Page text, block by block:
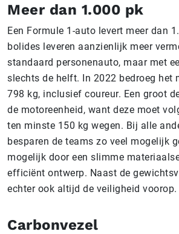
Meer dan 1.000 pk
Een Formule 1-auto levert meer dan
bolides leveren aanzienlijk meer
standaard personenauto, maar met
slechts de helft. In 2022 bedroeg het
798 kg, inclusief coureur. Een groot
de motoreenheid, want deze moet
ten minste 150 kg wegen. Bij alle
besparen de teams zo veel mogelijk
mogelijk door een slimme
efficiënt ontwerp. Naast de
echter ook altijd de veiligheid voorop.
Carbonvezel